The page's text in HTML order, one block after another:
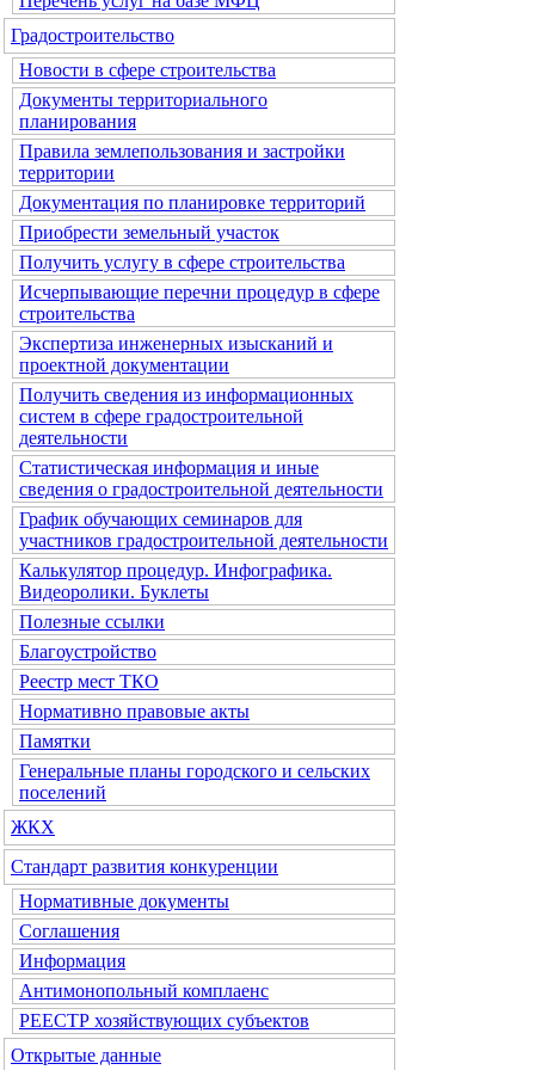
Градостроительство
Новости в сфере строительства
Документы территориального
планирования
Правила землепользования и застройки
территории
Документация по планировке территорий
Приобрести земельный участок
Получить услугу в сфере строительства
Исчерпывающие перечни процедур в сфере
строительства
Экспертиза инженерных изысканий и
проектной документации
Получить сведения из информационных
систем в сфере градостроительной
деятельности
Статистическая информация и иные
сведения о градостроительной деятельности
График обучающих семинаров для
участников градостроительной деятельности
Калькулятор процедур. Инфографика.
Видеоролики. Буклеты
Полезные ссылки
Благоустройство
Реестр мест ТКО
Нормативно правовые акты
Памятки
Генеральные планы городского и сельских
поселений
ЖКХ
Стандарт развития конкуренции
Нормативные документы
Соглашения
Информация
Антимонопольный комплаенс
РЕЕСТР хозяйствующих субъектов
Открытые данные